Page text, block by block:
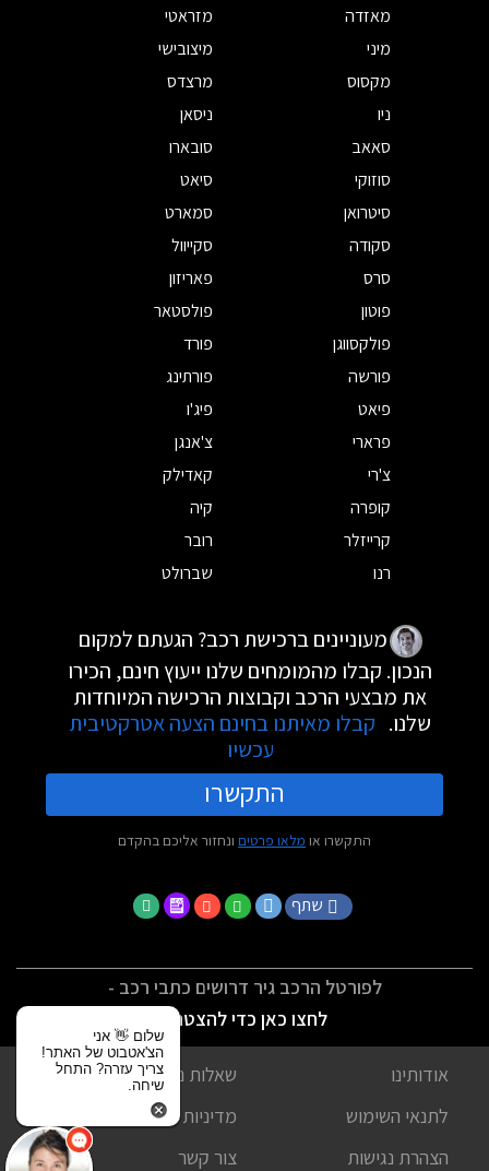
מאזדה
מזראטי
מיני
מיצובישי
מקסוס
מרצדס
ניו
ניסאן
סאאב
סובארו
סוזוקי
סיאט
סיטרואן
סמארט
סקודה
סקייוול
סרס
פאריזון
פוטון
פולסטאר
פולקסווגן
פורד
פורשה
פורתינג
פיאט
פיג'ו
פרארי
צ'אנגן
צ'רי
קאדילק
קופרה
קיה
קרייזלר
רובר
רנו
שברולט
מעוניינים ברכישת רכב? הגעתם למקום
הנכון. קבלו מהמומחים שלנו ייעוץ חינם, הכירו
את מבצעי הרכב וקבוצות הרכישה המיוחדות
שלנו. קבלו מאיתנו בחינם הצעה אטרקטיבית
עכשיו
התקשרו
התקשרו או מלאו פרטים ונחזור אליכם בהקדם
שתף
לפורטל הרכב גיר דרושים כתבי רכב -
לחצו כאן כדי להצטרף
אודותינו
שאלות נפוצות
לתנאי השימוש
מדיניות פרטיות
הצהרת נגישות
צור קשר
שלום 👋 אני
הצ'אטבוט של האתר!
צריך עזרה? התחל
שיחה.